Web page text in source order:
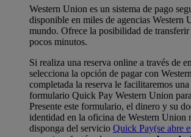
Western Union es un sistema de pago
disponible en miles de agencias Western
mundo. Ofrece la posibilidad de
pocos minutos.
Si realiza una reserva online a través de
selecciona la opción de pagar con
completada la reserva le facilitaremos
formulario Quick Pay Western Union
Presente este formulario, el dinero y su
identidad en la oficina de Western Union
disponga del servicio Quick Pay(se abre